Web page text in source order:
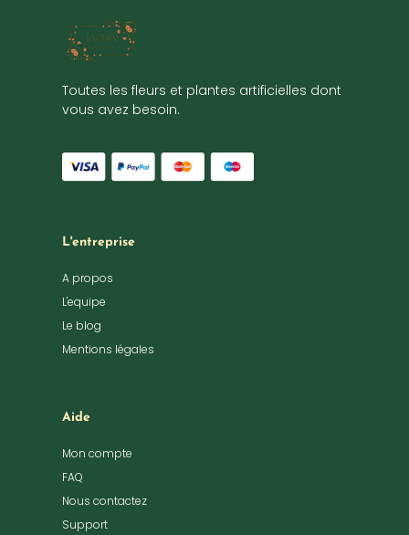
Toutes les fleurs et plantes artificielles dont
vous avez besoin.
L'entreprise
A propos
L'equipe
Le blog
Mentions légales
Aide
Mon compte
FAQ
Nous contactez
Support